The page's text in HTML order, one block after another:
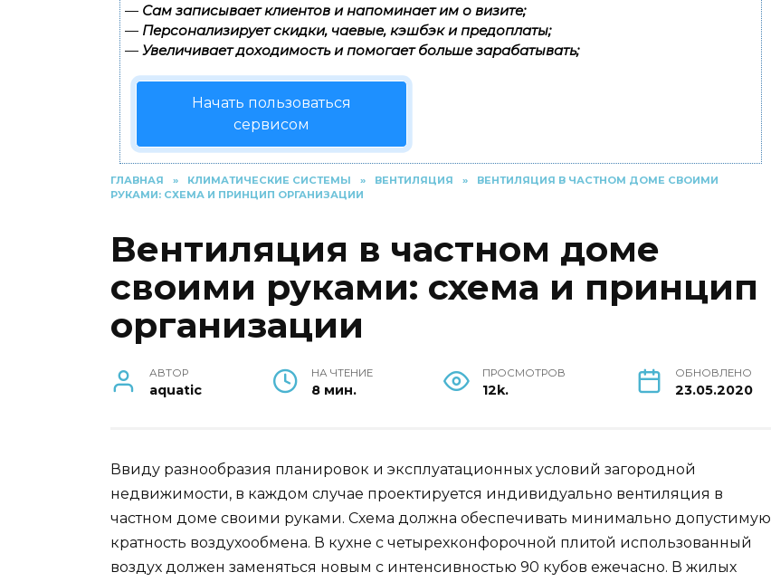
— Сам записывает клиентов и напоминает им о визите;
— Персонализирует скидки, чаевые, кэшбэк и предоплаты;
— Увеличивает доходимость и помогает больше зарабатывать;
Начать пользоваться
сервисом
ГЛАВНАЯ » КЛИМАТИЧЕСКИЕ СИСТЕМЫ » ВЕНТИЛЯЦИЯ »
ВЕНТИЛЯЦИЯ В ЧАСТНОМ ДОМЕ СВОИМИ
РУКАМИ: СХЕМА И ПРИНЦИП ОРГАНИЗАЦИИ
Вентиляция в частном доме
своими руками: схема и принцип
организации
АВТОР
aquatic
НА ЧТЕНИЕ
8 мин.
ПРОСМОТРОВ
12k.
ОБНОВЛЕНО
23.05.2020
Ввиду разнообразия планировок и эксплуатационных условий загородной
недвижимости, в каждом случае проектируется индивидуально вентиляция в
частном доме своими руками. Схема должна обеспечивать минимально допустимую
кратность воздухообмена. В кухне с четырехконфорочной плитой использованный
воздух должен заменяться новым с интенсивностью 90 кубов ежечасно. В жилых